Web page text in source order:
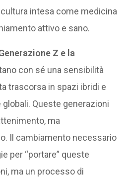
cultura intesa come medicina
attivo e sano.
Z e la
con sé una sensibilità
trascorsa in spazi ibridi e
Queste generazioni
ma
Il cambiamento necessario
per “portare” queste
ma un processo di